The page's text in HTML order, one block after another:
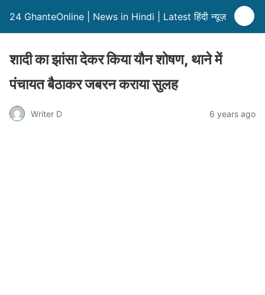
24 GhanteOnline | News in Hindi | Latest हिंदी न्यूज़
शादी का झांसा देकर किया यौन शोषण, थाने में
पंचायत बैठाकर जबरन कराया सुलह
Writer D 6 years ago